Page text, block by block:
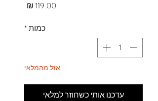
כמות*
אזל מהמלאי
עדכנו אותי כשחוזר למלאי